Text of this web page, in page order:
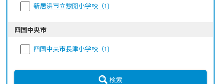
新居浜市立惣開小学校（1)
四国中央市
四国中央市長津小学校（1)
検索